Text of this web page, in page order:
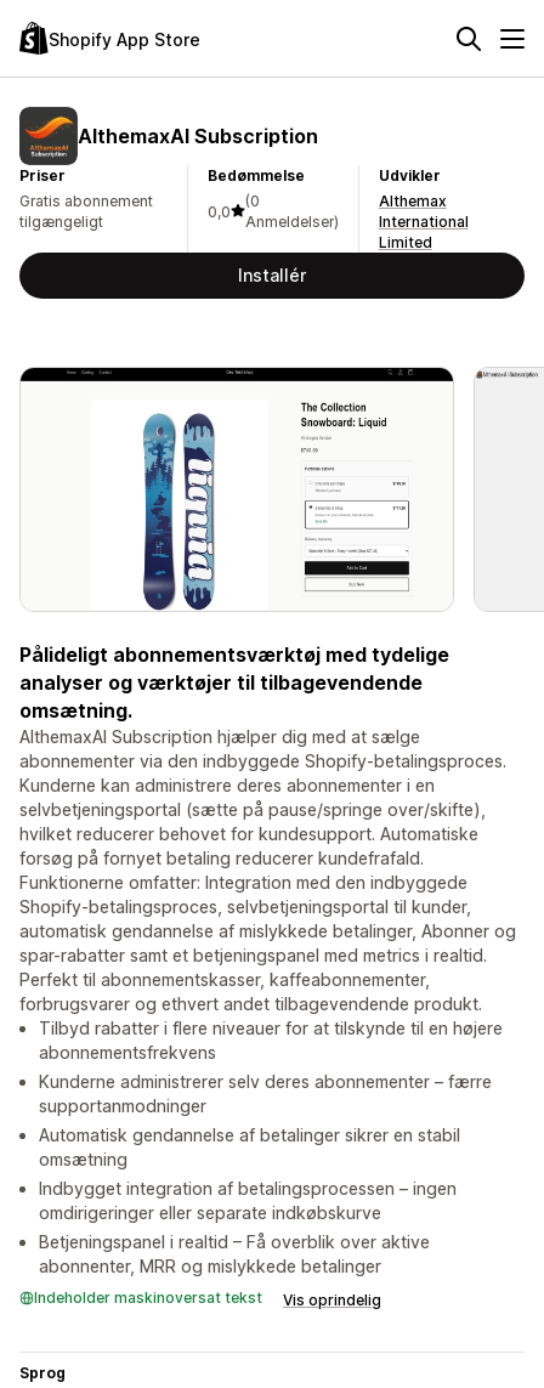
Shopify App Store
AlthemaxAI Subscription
Priser
Gratis abonnement
tilgængeligt
Bedømmelse
0,0
(0
Anmeldelser)
Udvikler
Althemax
International
Limited
Installér
Pålideligt abonnementsværktøj med tydelige
analyser og værktøjer til tilbagevendende
omsætning.
AlthemaxAI Subscription hjælper dig med at sælge
abonnementer via den indbyggede Shopify-betalingsproces.
Kunderne kan administrere deres abonnementer i en
selvbetjeningsportal (sætte på pause/springe over/skifte),
hvilket reducerer behovet for kundesupport. Automatiske
forsøg på fornyet betaling reducerer kundefrafald.
Funktionerne omfatter: Integration med den indbyggede
Shopify-betalingsproces, selvbetjeningsportal til kunder,
automatisk gendannelse af mislykkede betalinger, Abonner og
spar-rabatter samt et betjeningspanel med metrics i realtid.
Perfekt til abonnementskasser, kaffeabonnementer,
forbrugsvarer og ethvert andet tilbagevendende produkt.
Tilbyd rabatter i flere niveauer for at tilskynde til en højere
abonnementsfrekvens
Kunderne administrerer selv deres abonnementer – færre
supportanmodninger
Automatisk gendannelse af betalinger sikrer en stabil
omsætning
Indbygget integration af betalingsprocessen – ingen
omdirigeringer eller separate indkøbskurve
Betjeningspanel i realtid – Få overblik over aktive
abonnenter, MRR og mislykkede betalinger
Indeholder maskinoversat tekst Vis oprindelig
Sprog